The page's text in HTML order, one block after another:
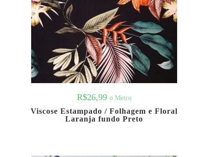
R$26,99 o Metro
Viscose Estampado / Folhagem e Floral
Laranja fundo Preto